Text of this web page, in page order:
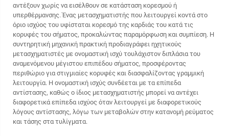
αντέξουν χωρίς να εισέλθουν σε κατάσταση κορεσμού ή
υπερθέρμανσης. Ένας μετασχηματιστής που λειτουργεί κοντά στο
όριο ισχύος του υφίσταται κορεσμό της καρδιάς του κατά τις
κορυφές του σήματος, προκαλώντας παραμόρφωση και συμπίεση. Η
συντηρητική μηχανική πρακτική προδιαγράφει ηχητικούς
μετασχηματιστές με ονομαστική ισχύ τουλάχιστον διπλάσια του
αναμενόμενου μέγιστου επιπέδου σήματος, προσφέροντας
περιθώριο για στιγμιαίες κορυφές και διασφαλίζοντας γραμμική
λειτουργία. Η ονομαστική ισχύς συνδέεται με τα επίπεδα
αντίστασης, καθώς ο ίδιος μετασχηματιστής μπορεί να αντέχει
διαφορετικά επίπεδα ισχύος όταν λειτουργεί με διαφορετικούς
λόγους αντίστασης, λόγω των μεταβολών στην κατανομή ρεύματος
και τάσης στα τυλίγματα.